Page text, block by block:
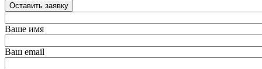
Оставить заявку
Ваше имя
Ваш email